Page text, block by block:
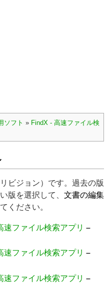
ソフト » FindX - 高速ファイル検
ビジョン）です。過去の版
版を選択して、 文書の編集
ください。
速ファイル検索アプリ –
速ファイル検索アプリ –
速ファイル検索アプリ –